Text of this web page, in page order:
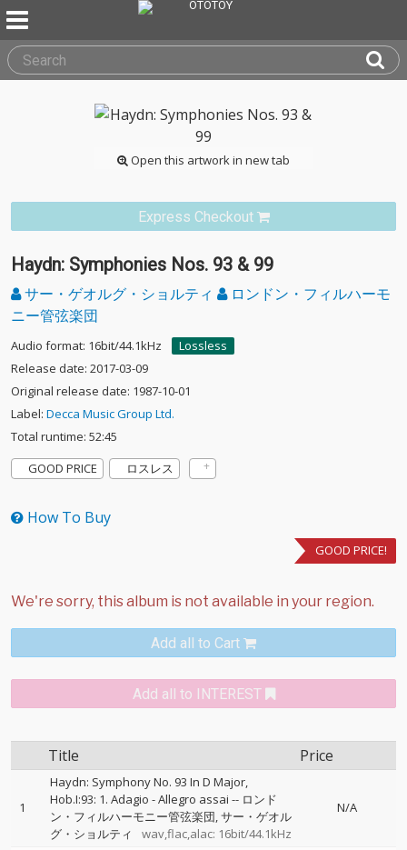
Open this artwork in new tab
Express Checkout
Haydn: Symphonies Nos. 93 & 99
サー・ゲオルグ・ショルティ
ロンドン・フィルハーモ
ニー管弦楽団
Audio format: 16bit/44.1kHz
Lossless
Release date: 2017-03-09
Original release date: 1987-10-01
Label: Decca Music Group Ltd.
Total runtime: 52:45
GOOD PRICE
ロスレス
How To Buy
GOOD PRICE!
Add all to Cart
Add all to INTEREST
Title Price
1
Haydn: Symphony No. 93 In D Major,
Hob.I:93: 1. Adagio - Allegro assai -- ロンド
ン・フィルハーモニー管弦楽団 サー・ゲオル
グ・ショルティ
wav,flac,alac: 16bit/44.1kHz
N/A